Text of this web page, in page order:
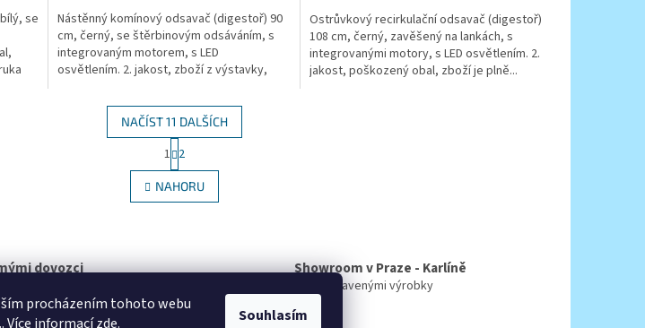
procházením tohoto webu
Více informacízde. Souhlasím
se
Nástěnný komínový odsavač (digestoř) 90
cm, černý, se štěrbinovým odsáváním, s
integrovaným motorem, s LED
osvětlením. 2. jakost, zboží z výstavky,
Ostrůvkový recirkulační odsavač (digestoř)
108 cm, černý, zavěšený na lankách, s
integrovanými motory, s LED osvětlením. 2.
jakost, poškozený obal, zboží je plně...
O
v
l
c
p
r
NAČÍST 11 DALŠÍCH
t
r
á
n
á
í
1 2
NAHORU
dovozci Showroom v Praze - Karlíně
s 60 vystavenými výrobky